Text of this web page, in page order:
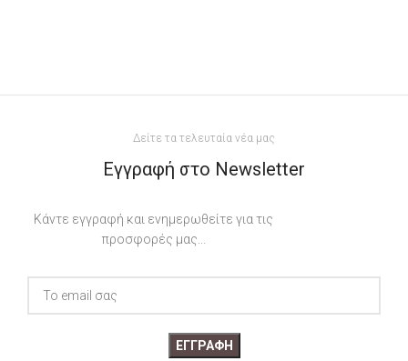
Δείτε τα τελευταία νέα μας
Εγγραφή στο Newsletter
Κάντε εγγραφή και ενημερωθείτε για τις
προσφορές μας...